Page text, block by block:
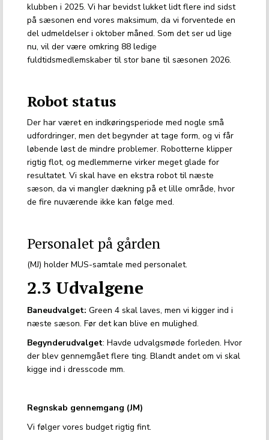
klubben i 2025. Vi har bevidst lukket lidt flere ind sidst
på sæsonen end vores maksimum, da vi forventede en
del udmeldelser i oktober måned. Som det ser ud lige
nu, vil der være omkring 88 ledige
fuldtidsmedlemskaber til stor bane til sæsonen 2026.
Robot status
Der har været en indkøringsperiode med nogle små
udfordringer, men det begynder at tage form, og vi får
løbende løst de mindre problemer. Robotterne klipper
rigtig flot, og medlemmerne virker meget glade for
resultatet. Vi skal have en ekstra robot til næste
sæson, da vi mangler dækning på et lille område, hvor
de fire nuværende ikke kan følge med.
Personalet på gården
(MJ) holder MUS-samtale med personalet.
2.3 Udvalgene
Baneudvalget: Green 4 skal laves, men vi kigger ind i
næste sæson. Før det kan blive en mulighed.
Begynderudvalget: Havde udvalgsmøde forleden. Hvor
der blev gennemgået flere ting. Blandt andet om vi skal
kigge ind i dresscode mm.
Regnskab gennemgang (JM)
Vi følger vores budget rigtig fint.